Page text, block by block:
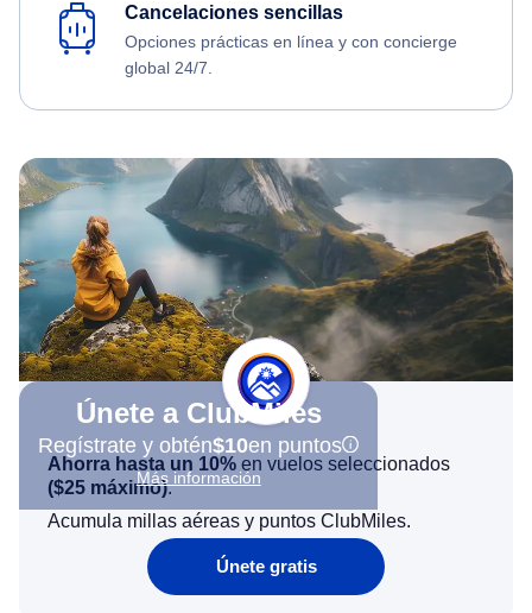
Cancelaciones sencillas
Opciones prácticas en línea y con concierge
global 24/7.
Únete a ClubMiles
Regístrate y obtén$10en puntos
Más información
Ahorra hasta un 10% en vuelos seleccionados
($25 máximo).
Acumula millas aéreas y puntos ClubMiles.
Únete gratis